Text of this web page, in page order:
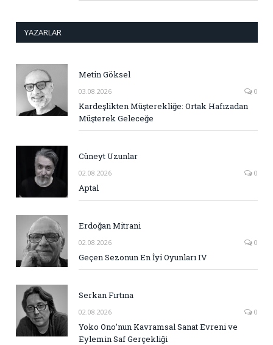
YAZARLAR
Metin Göksel
03.08.2026 0
Kardeşlikten Müşterekliğe: Ortak Hafızadan
Müşterek Geleceğe
Cüneyt Uzunlar
02.08.2026 0
Aptal
Erdoğan Mitrani
02.08.2026 0
Geçen Sezonun En İyi Oyunları IV
Serkan Fırtına
02.08.2026 0
Yoko Ono’nun Kavramsal Sanat Evreni ve
Eylemin Saf Gerçekliği